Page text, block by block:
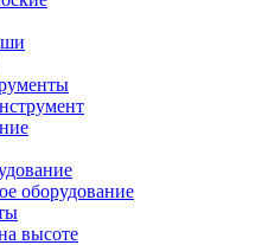
оборудование
высоте